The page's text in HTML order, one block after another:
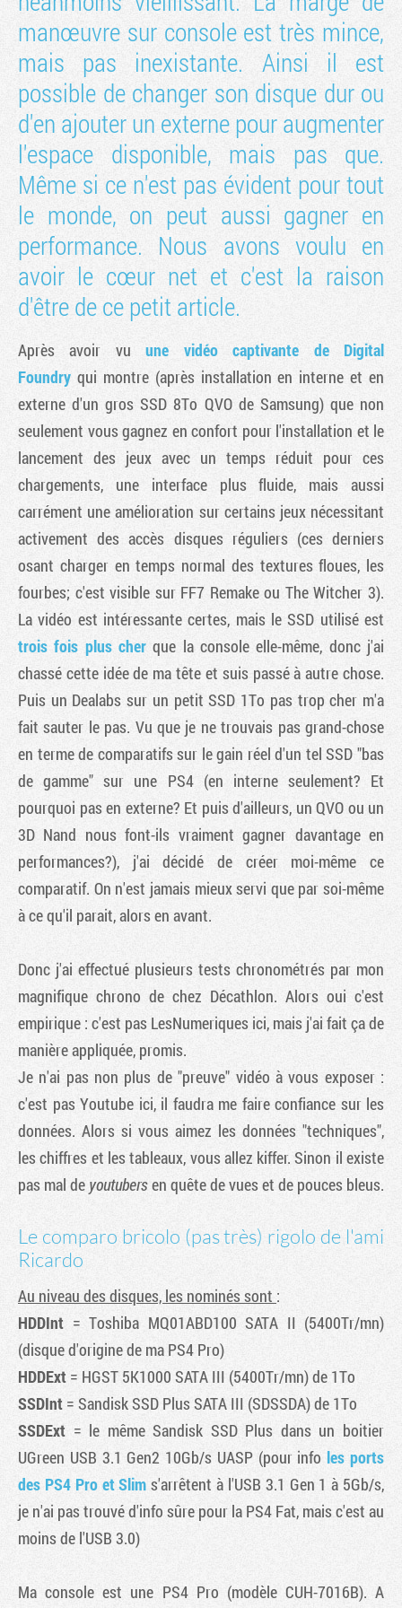
manœuvre sur console est très mince,
mais pas inexistante. Ainsi il est
possible de changer son disque dur ou
d'en ajouter un externe pour augmenter
l'espace disponible, mais pas que.
Même si ce n'est pas évident pour tout
le monde, on peut aussi gagner en
performance. Nous avons voulu en
avoir le cœur net et c'est la raison
d'être de ce petit article.
Après avoir vuune vidéo captivante de Digital
Foundry qui montre (après installation en interne et en
externe d'un gros SSD 8To QVO de Samsung) que non
seulement vous gagnez en confort pour l'installation et le
lancement des jeux avec un temps réduit pour ces
chargements, une interface plus fluide, mais aussi
carrément une amélioration sur certains jeux nécessitant
activement des accès disques réguliers (ces derniers
osant charger en temps normal des textures floues, les
fourbes; c'est visible sur FF7 Remake ou The Witcher 3).
La vidéo est intéressante certes, mais le SSD utilisé est
trois fois plus cher que la console elle-même, donc j'ai
chassé cette idée de ma tête et suis passé à autre chose.
Puis un Dealabs sur un petit SSD 1To pas trop cher m'a
fait sauter le pas. Vu que je ne trouvais pas grand-chose
en terme de comparatifs sur le gain réel d'un tel SSD "bas
de gamme" sur une PS4 (en interne seulement? Et
pourquoi pas en externe? Et puis d'ailleurs, un QVO ou un
3D Nand nous font-ils vraiment gagner davantage en
performances?), j'ai décidé de créer moi-même ce
comparatif. On n'est jamais mieux servi que par soi-même
à ce qu'il parait, alors en avant.
Donc j'ai effectué plusieurs tests chronométrés par mon
magnifique chrono de chez Décathlon. Alors oui c'est
empirique : c'est pas LesNumeriques ici, mais j'ai fait ça de
manière appliquée, promis.
Je n'ai pas non plus de "preuve" vidéo à vous exposer :
c'est pas Youtube ici, il faudra me faire confiance sur les
données. Alors si vous aimez les données "techniques",
les chiffres et les tableaux, vous allez kiffer. Sinon il existe
pas mal de youtubersen quête de vues et de pouces bleus.
Le comparo bricolo (pas très) rigolo de l'ami
Ricardo
Au niveau des disques, les nominés sont :
HDDInt = Toshiba MQ01ABD100 SATA II (5400Tr/mn)
(disque d'origine de ma PS4 Pro)
HDDExt = HGST 5K1000 SATA III (5400Tr/mn) de 1To
SSDInt = Sandisk SSD Plus SATA III (SDSSDA) de 1To
SSDExt = le même Sandisk SSD Plus dans un boitier
UGreen USB 3.1 Gen2 10Gb/s UASP (pour infoles ports
des PS4 Pro et Slim s'arrêtent à l'USB 3.1 Gen 1 à 5Gb/s,
je n'ai pas trouvé d'info sûre pour la PS4 Fat, mais c'est au
moins de l'USB 3.0)
Ma console est une PS4 Pro (modèle CUH-7016B). A